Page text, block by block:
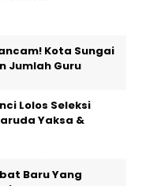
Kota Sungai
Jumlah Guru
Lolos Seleksi
Yaksa &
Baru Yang